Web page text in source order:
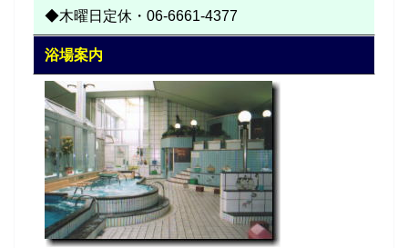
◆木曜日定休・06-6661-4377
浴場案内